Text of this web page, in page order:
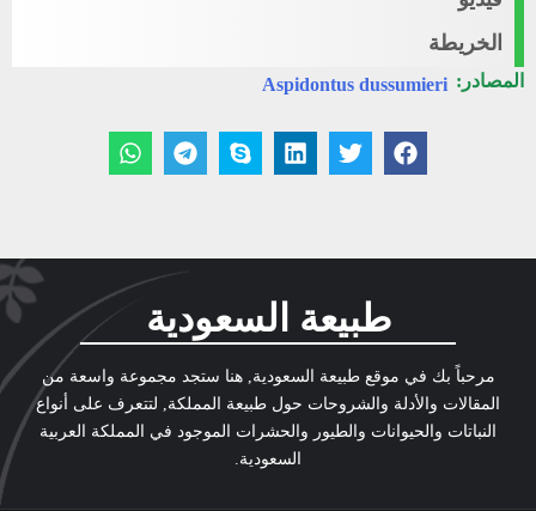
الخريطة
المصادر: Aspidontus dussumieri
طبيعة السعودية
مرحباً بك في موقع طبيعة السعودية, هنا ستجد مجموعة واسعة من
المقالات والأدلة والشروحات حول طبيعة المملكة, لتتعرف على أنواع
النباتات والحيوانات والطيور والحشرات الموجود في المملكة العربية
السعودية.